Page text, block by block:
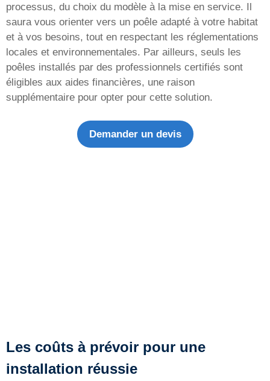
processus, du choix du modèle à la mise en service. Il
saura vous orienter vers un poêle adapté à votre habitat
et à vos besoins, tout en respectant les réglementations
locales et environnementales. Par ailleurs, seuls les
poêles installés par des professionnels certifiés sont
éligibles aux aides financières, une raison
supplémentaire pour opter pour cette solution.
Demander un devis
Les coûts à prévoir pour une
installation réussie